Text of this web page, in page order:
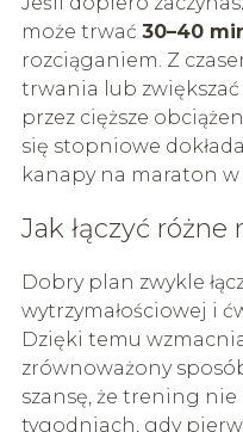
może trwać 30–40
rozciąganiem. Z
trwania lub zwiększać
przez cięższe
się stopniowe
kanapy na maraton w
Jak łączyć
Dobry plan zwykle
wytrzymałościowej i
Dzięki temu
zrównoważony
szansę, że trening
tygodniach, gdy